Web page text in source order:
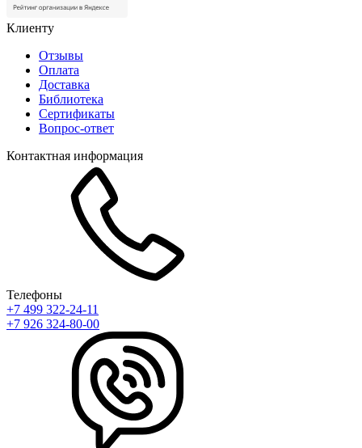
Клиенту
Отзывы
Оплата
Доставка
Библиотека
Сертификаты
Вопрос-ответ
Контактная информация
Телефоны
+7 499 322-24-11
+7 926 324-80-00